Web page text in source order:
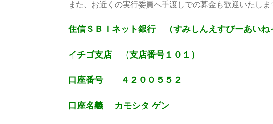
また、お近くの実行委員へ手渡しでの募金も歓迎いたしま
住信ＳＢＩネット銀行 （すみしんえすびーあい
イチゴ支店 （支店番号１０１）
口座番号 ４２００５５２
口座名義 カモシタ ゲン